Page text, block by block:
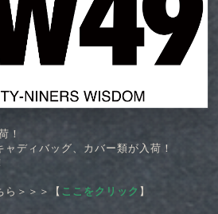
！
ディバッグ、カバー類が入荷！
ら＞＞＞【 ここをクリック 】